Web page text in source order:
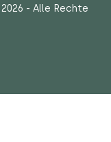
- Alle Rechte